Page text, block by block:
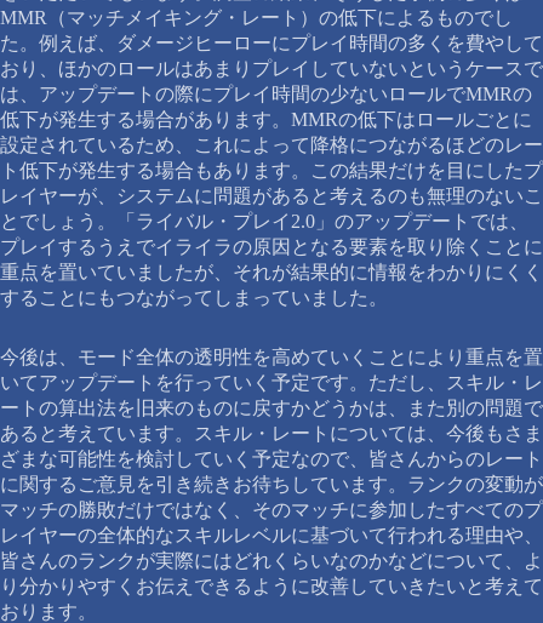
MMR（マッチメイキング・レート）の低下によるものでし
た。例えば、ダメージヒーローにプレイ時間の多くを費やして
おり、ほかのロールはあまりプレイしていないというケースで
は、アップデートの際にプレイ時間の少ないロールでMMRの
低下が発生する場合があります。MMRの低下はロールごとに
設定されているため、これによって降格につながるほどのレー
ト低下が発生する場合もあります。この結果だけを目にしたプ
レイヤーが、システムに問題があると考えるのも無理のないこ
とでしょう。「ライバル・プレイ2.0」のアップデートでは、
プレイするうえでイライラの原因となる要素を取り除くことに
重点を置いていましたが、それが結果的に情報をわかりにくく
することにもつながってしまっていました。
今後は、モード全体の透明性を高めていくことにより重点を置
いてアップデートを行っていく予定です。ただし、スキル・レ
ートの算出法を旧来のものに戻すかどうかは、また別の問題で
あると考えています。スキル・レートについては、今後もさま
ざまな可能性を検討していく予定なので、皆さんからのレート
に関するご意見を引き続きお待ちしています。ランクの変動が
マッチの勝敗だけではなく、そのマッチに参加したすべてのプ
レイヤーの全体的なスキルレベルに基づいて行われる理由や、
皆さんのランクが実際にはどれくらいなのかなどについて、よ
り分かりやすくお伝えできるように改善していきたいと考えて
おります。